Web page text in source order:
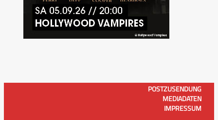
POSTZUSENDUNG
MEDIADATEN
IMPRESSUM